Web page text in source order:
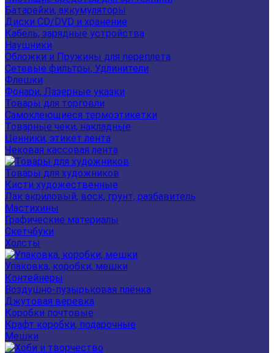
Батарейки, аккумуляторы
Диски CD/DVD и хранение
Кабель, зарядные устройства
Наушники
Обложки и Пружины для переплета
Сетевые фильтры, Удлинители
Флешки
Фонари, Лазерные указки
Товары для торговли
Самоклеющиеся термоэтикетки
Товарные чеки, накладные
Ценники, этикет лента
Чековая кассовая лента
Товары для художников
Кисти художественные
Лак акриловый, воск, грунт, разбавитель
Мастихины
Графические материалы
Скетчбуки
Холсты
Упаковка, коробки, мешки
Контейнеры
Воздушно-пузырьковая плёнка
Джутовая веревка
Коробки почтовые
Крафт коробки, подарочные
Мешки